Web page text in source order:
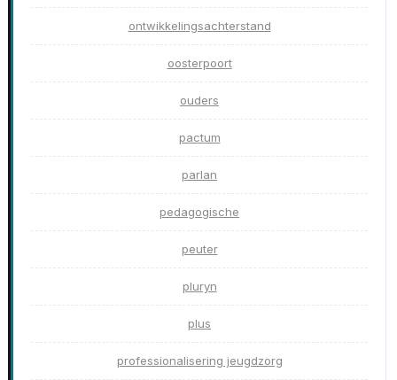
ontwikkelingsachterstand
oosterpoort
ouders
pactum
parlan
pedagogische
peuter
pluryn
plus
professionalisering jeugdzorg